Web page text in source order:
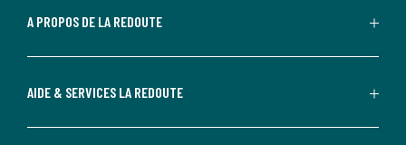
A PROPOS DE LA REDOUTE
AIDE & SERVICES LA REDOUTE